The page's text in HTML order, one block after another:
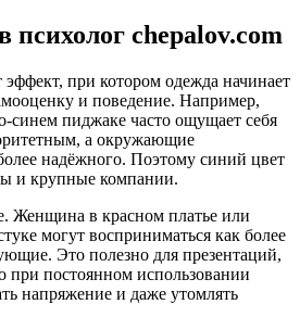
психолог chepalov.com
при котором одежда начинает
и поведение. Например,
синем пиджаке часто ощущает себя
а окружающие
надёжного. Поэтому синий цвет
и крупные компании.
Женщина в красном платье или
могут восприниматься как более
Это полезно для презентаций,
при постоянном использовании
напряжение и даже утомлять